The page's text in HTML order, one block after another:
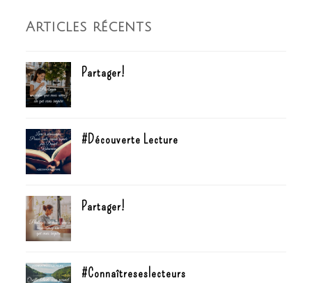
Articles récents
Partager!
#Découverte Lecture
Partager!
#Connaîtreseslecteurs